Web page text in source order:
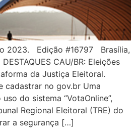
2023. Edição #16797 Brasília,
CAU/BR: Eleições
da Justiça Eleitoral.
cadastrar no gov.br Uma
do sistema “VotaOnline”,
Regional Eleitoral (TRE) do
a segurança […]